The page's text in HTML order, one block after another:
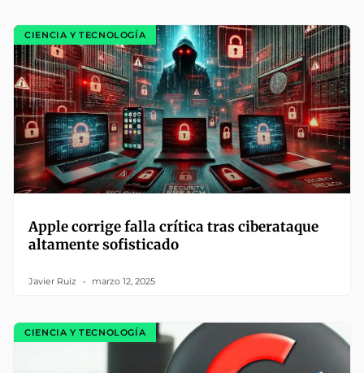
CIENCIA Y TECNOLOGÍA
Apple corrige falla crítica tras ciberataque
altamente sofisticado
Javier Ruiz marzo 12, 2025
CIENCIA Y TECNOLOGÍA